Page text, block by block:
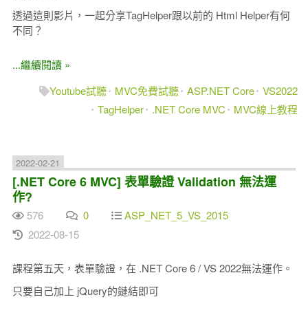
透過這則影片，一起分享TagHelper跟以前的 Html Helper有何
不同？
...繼續閱讀 »
Youtube試聽
MVC免費試聽 ASP.NET Core VS2022
TagHelper
.NET Core MVC MVC線上教程
2022-02-21
[.NET Core 6 MVC] 表單驗證 Validation 無法運
作?
576 0
ASP_NET_5_VS_2015
2022-08-15
課程第五天，表單驗證，在 .NET Core 6 / VS 2022無法運作。
只要自己加上 jQuery的鏈結即可